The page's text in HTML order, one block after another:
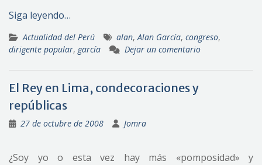
Siga leyendo…
Actualidad del Perú alan,Alan García, congreso,
dirigente popular, garcía Dejar un comentario
El Rey en Lima, condecoraciones y
repúblicas
27 de octubre de 2008 Jomra
¿Soy yo o esta vez hay más «pomposidad» y